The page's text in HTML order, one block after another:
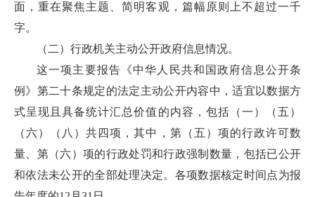
面，重在聚焦主题、简明客观，篇幅原则上不超过一千
字。
（二）行政机关主动公开政府信息情况。
这一项主要报告《中华人民共和国政府信息公开条
例》第二十条规定的法定主动公开内容中，适宜以数据方
式呈现且具备统计汇总价值的内容，包括（一）（五）
（六）（八）共四项，其中，第（五）项的行政许可数
量、第（六）项的行政处罚和行政强制数量，包括已公开
和依法未公开的全部处理决定。各项数据核定时间点为报